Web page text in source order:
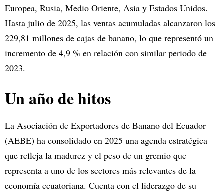
Europea, Rusia, Medio Oriente, Asia y Estados Unidos.
Hasta julio de 2025, las ventas acumuladas alcanzaron los
229,81 millones de cajas de banano, lo que representó un
incremento de 4,9 % en relación con similar periodo de
2023.
Un año de hitos
La Asociación de Exportadores de Banano del Ecuador
(AEBE) ha consolidado en 2025 una agenda estratégica
que refleja la madurez y el peso de un gremio que
representa a uno de los sectores más relevantes de la
economía ecuatoriana. Cuenta con el liderazgo de su